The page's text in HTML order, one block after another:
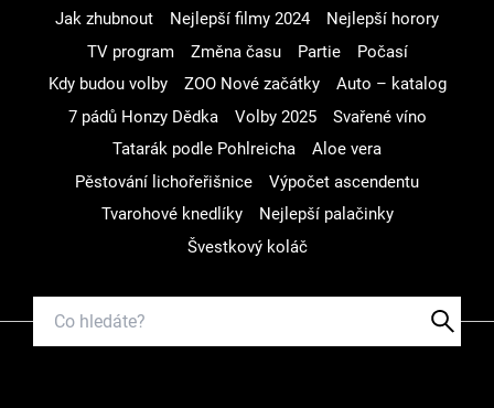
Jak zhubnout Nejlepší filmy 2024
Nejlepší horory
TV program
Změna času Partie
Počasí
Kdy budou volby
ZOO Nové začátky
Auto – katalog
7 pádů Honzy Dědka
Volby 2025
Svařené víno
Tatarák podle Pohlreicha
Aloe vera
Pěstování lichořeřišnice
Výpočet ascendentu
Tvarohové knedlíky
Nejlepší palačinky
Švestkový koláč